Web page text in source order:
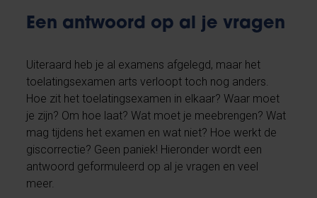
Een antwoord op al je vragen
Uiteraard heb je al examens afgelegd, maar het
toelatingsexamen arts verloopt toch nog anders.
Hoe zit het toelatingsexamen in elkaar? Waar moet
je zijn? Om hoe laat? Wat moet je meebrengen? Wat
mag tijdens het examen en wat niet? Hoe werkt de
giscorrectie? Geen paniek! Hieronder wordt een
antwoord geformuleerd op al je vragen en veel
meer.